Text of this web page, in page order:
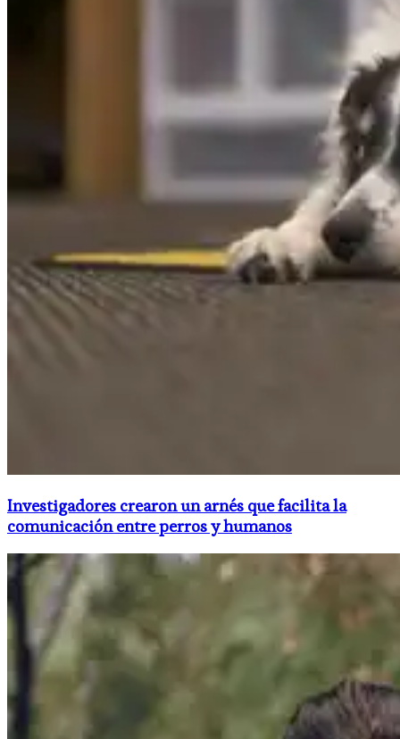
Investigadores crearon un arnés que facilita la
comunicación entre perros y humanos